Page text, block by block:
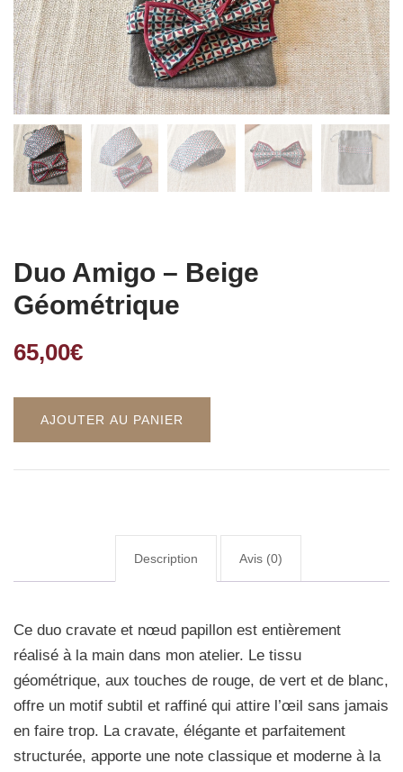
Duo Amigo – Beige
Géométrique
65,00€
AJOUTER AU PANIER
Description Avis (0)
Ce duo cravate et nœud papillon est entièrement
réalisé à la main dans mon atelier. Le tissu
géométrique, aux touches de rouge, de vert et de blanc,
offre un motif subtil et raffiné qui attire l’œil sans jamais
en faire trop. La cravate, élégante et parfaitement
structurée, apporte une note classique et moderne à la